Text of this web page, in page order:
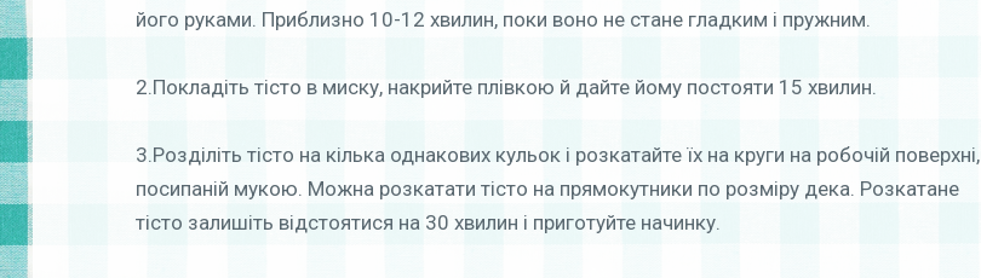
його руками. Приблизно 10-12 хвилин, поки воно не стане гладким і пружним.
2.Покладіть тісто в миску, накрийте плівкою й дайте йому постояти 15 хвилин.
3.Розділіть тісто на кілька однакових кульок і розкатайте їх на круги на робочій поверхні,
посипаній мукою. Можна розкатати тісто на прямокутники по розміру дека. Розкатане
тісто залишіть відстоятися на 30 хвилин і приготуйте начинку.